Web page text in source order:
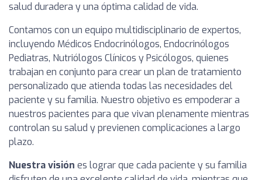
salud duradera y una óptima calidad de vida.
Contamos con un equipo multidisciplinario de expertos,
incluyendo Médicos Endocrinólogos, Endocrinólogos
Pediatras, Nutriólogos Clínicos y Psicólogos, quienes
trabajan en conjunto para crear un plan de tratamiento
personalizado que atienda todas las necesidades del
paciente y su familia. Nuestro objetivo es empoderar a
nuestros pacientes para que vivan plenamente mientras
controlan su salud y previenen complicaciones a largo
plazo.
Nuestra visión es lograr que cada paciente y su familia